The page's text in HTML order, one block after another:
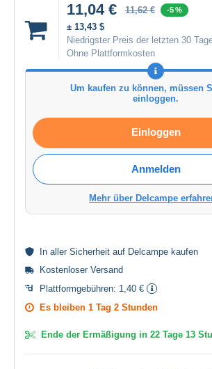
11,04 € 11,62 € -5 %
± 13,43 $
Niedrigster Preis der letzten 30
Ohne Plattformkosten
Um kaufen zu können, müssen
einloggen.
Einloggen
Anmelden
Mehr über Delcampe
In aller Sicherheit auf Delcampe kaufen
Kostenloser Versand
Plattformgebühren: 1,40 €
Es bleiben 1 Tag 2 Stunden
Ende der Ermäßigung in 22 Tage 13